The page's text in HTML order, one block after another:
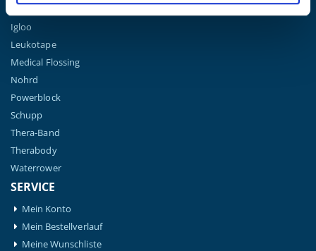
Hansaplast
Igloo
Leukotape
Medical Flossing
Nohrd
Powerblock
Schupp
Thera-Band
Therabody
Waterrower
SERVICE
Mein Konto
Mein Bestellverlauf
Meine Wunschliste